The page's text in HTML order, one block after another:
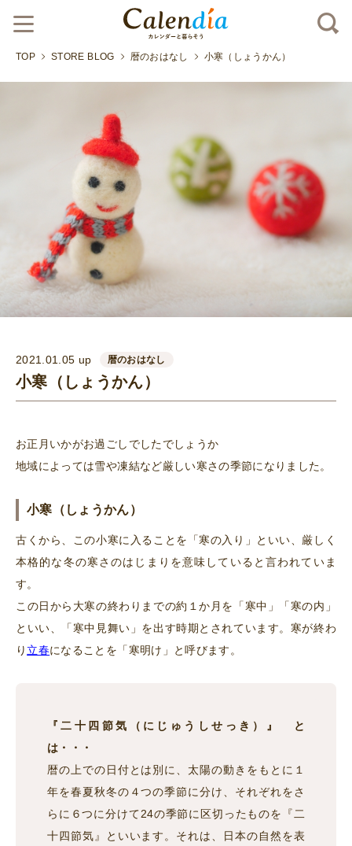
TOP STORE BLOG 暦のおはなし 小寒（しょうかん）
2021.01.05 up 暦のおはなし
小寒（しょうかん）
お正月いかがお過ごしでしたでしょうか
地域によっては雪や凍結など厳しい寒さの季節になりました。
小寒（しょうかん）
古くから、この小寒に入ることを「寒の入り」といい、厳しく
本格的な冬の寒さのはじまりを意味していると言われていま
す。
この日から大寒の終わりまでの約１か月を「寒中」「寒の内」
といい、「寒中見舞い」を出す時期とされています。寒が終わ
り 立春になることを「寒明け」と呼びます。
『二十四節気（にじゅうしせっき）』 と
は・・・
暦の上での日付とは別に、太陽の動きをもとに１
年を春夏秋冬の４つの季節に分け、それぞれをさ
らに６つに分けて24の季節に区切ったものを『二
十四節気』といいます。それは、日本の自然を表